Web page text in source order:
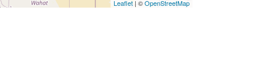
Leaflet | ©OpenStreetMap